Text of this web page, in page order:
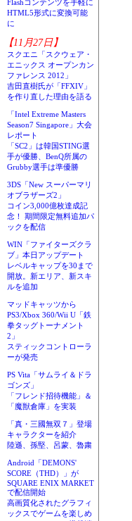
Flashコンテンツを手軽に
HTML5形式に変換可能
に
【11月27日】
スクエニ「スクウェア・
エニックス オープンカン
ファレンス 2012」
吉田直樹氏が「FFXIV」
を作り直した理由を語る
「Intel Extreme Masters
Season7 Singapore」大会
レポート
「SC2」は韓国STING選
手が優勝、BenQ所属の
Grubby選手は準優勝
3DS「New スーパーマリ
オブラザーズ2」
コイン3,000億枚達成記
念！ 期間限定無料追加パ
ックを配信
WIN「ファイターズクラ
ブ」本日アップデート
レベルキャップを30まで
開放。新エリア、新スキ
ルを追加
マッドキャッツから
PS3/Xbox 360/Wii U「鉄
拳タッグトーナメント
2」
スティックコントローラ
ーが発売
PS Vita「サムライ＆ドラ
ゴンズ」
「フレンド招待機能」＆
「魔獣倉庫」を実装
「真・三國無双７」登場
キャラクターを紹介
陸遜、孫堅、呂蒙、魯粛
Android「DEMONS'
SCORE（THD）」が
SQUARE ENIX MARKET
で配信開始
高画質化されたグラフィ
ックスでゲームを楽しめ